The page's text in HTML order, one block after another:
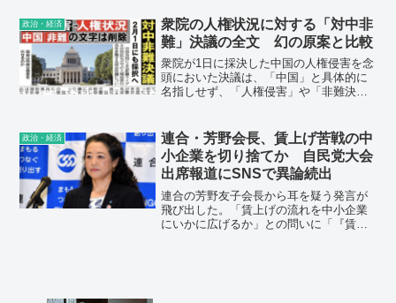
ことに「これはＺが岸田首相のハシゴを
外したな」と私見を述べ、財務省（Ｚ）
の思惑を推理した。
政治・経済
衆院の人権状況に対する「対中非
難」決議の全文 幻の原案と比較
衆院が1日に採決した中国の人権侵害を念
頭においた決議は、「中国」と具体的に
名指しせず、「人権侵害」や「非難決
との関係が深い公明党に配慮したためだ
が、自民党内の対中強硬派や共産党など
の野党は不満を募らせている。れいわ新
選組は「中国」が明記されていないこと
などを理由に反対した。
政治・経済
連合・芳野会長、賃上げ苦戦の中
小企業を切り捨てか 自民党大会
出席報道にSNSで異論続出
連合の芳野友子会長から耳を疑う発言が
飛び出した。「賃上げの流れを中小企業
にいかに広げるか」との問いに「『賃上